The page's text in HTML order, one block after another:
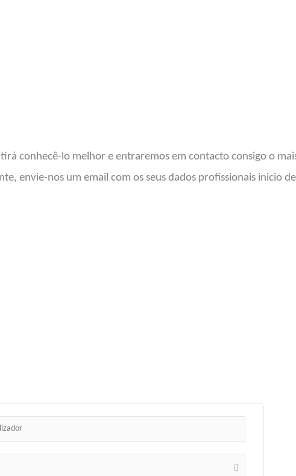
conhecê-lo melhor e entraremos em contacto consigo o
envie-nos um email com os seus dados profissionais inicio